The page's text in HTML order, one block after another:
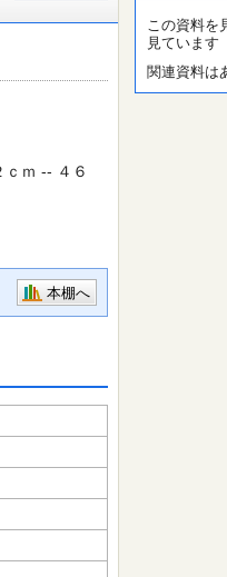
ｍ -- ４６
本棚へ
この資料を
見ています
関連資料は